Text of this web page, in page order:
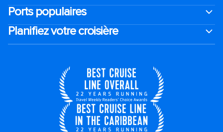
Ports populaires
Planifiez votre croisière